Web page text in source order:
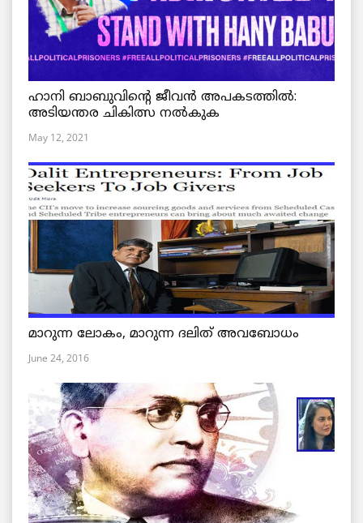
ഹാനി ബാബുവിന്റെ ജീവൻ അപകടത്തിൽ:
അടിയന്തര ചികിത്സ നൽകുക
May 12, 2021
മാറുന്ന ലോകം, മാറുന്ന ദലിത് അവബോധം
June 24, 2016